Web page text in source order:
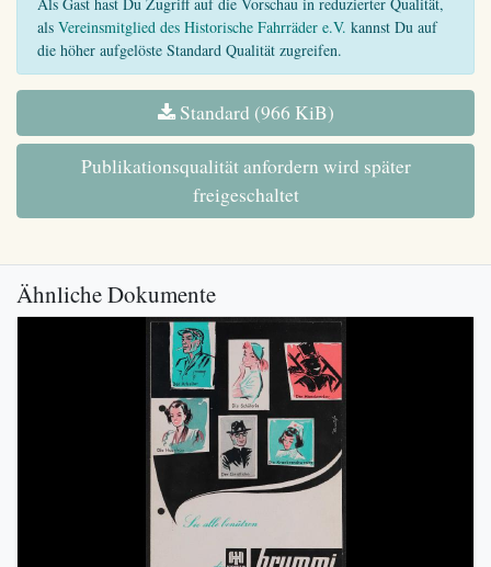
als Vereinsmitglied des Historische Fahrräder e.V. kannst Du auf
die höher aufgelöste Standard Qualität zugreifen.
Standard (966 KiB)
Publikationsqualität anfordern wird später
freigeschaltet
Ähnliche Dokumente